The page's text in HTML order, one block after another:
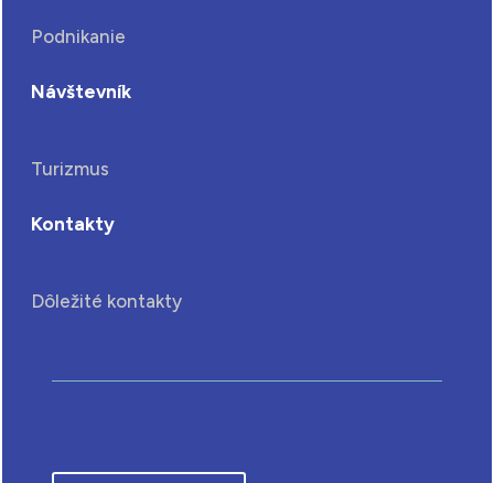
Podnikanie
Návštevník
Turizmus
Kontakty
Dôležité kontakty